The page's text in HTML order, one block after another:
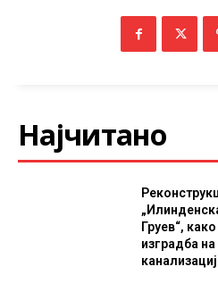
Најчитано
Груев“,
изградба